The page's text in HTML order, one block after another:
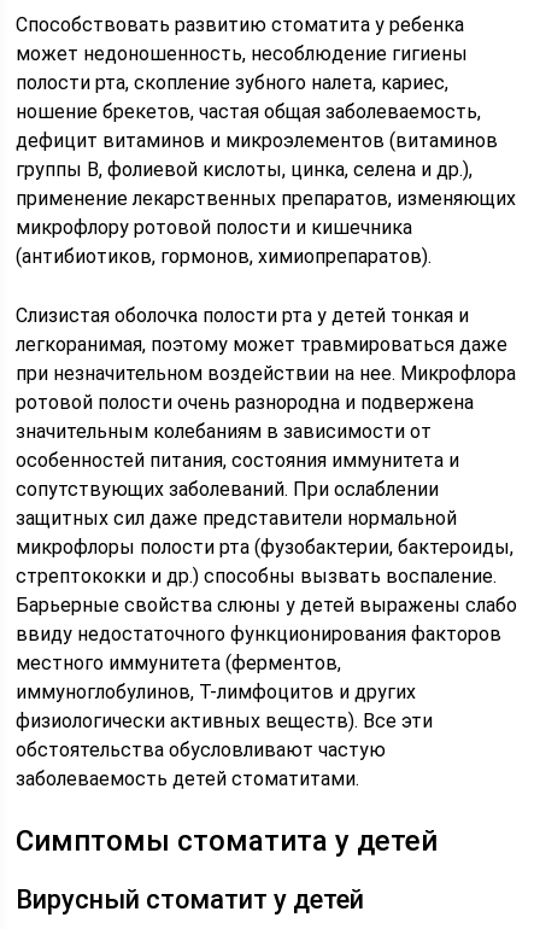
Способствовать развитию стоматита у ребенка
может недоношенность, несоблюдение гигиены
полости рта, скопление зубного налета, кариес,
ношение брекетов, частая общая заболеваемость,
дефицит витаминов и микроэлементов (витаминов
группы В, фолиевой кислоты, цинка, селена и др.),
применение лекарственных препаратов, изменяющих
микрофлору ротовой полости и кишечника
(антибиотиков, гормонов, химиопрепаратов).
Слизистая оболочка полости рта у детей тонкая и
легкоранимая, поэтому может травмироваться даже
при незначительном воздействии на нее. Микрофлора
ротовой полости очень разнородна и подвержена
значительным колебаниям в зависимости от
особенностей питания, состояния иммунитета и
сопутствующих заболеваний. При ослаблении
защитных сил даже представители нормальной
микрофлоры полости рта (фузобактерии, бактероиды,
стрептококки и др.) способны вызвать воспаление.
Барьерные свойства слюны у детей выражены слабо
ввиду недостаточного функционирования факторов
местного иммунитета (ферментов,
иммуноглобулинов, Т-лимфоцитов и других
физиологически активных веществ). Все эти
обстоятельства обусловливают частую
заболеваемость детей стоматитами.
Симптомы стоматита у детей
Вирусный стоматит у детей